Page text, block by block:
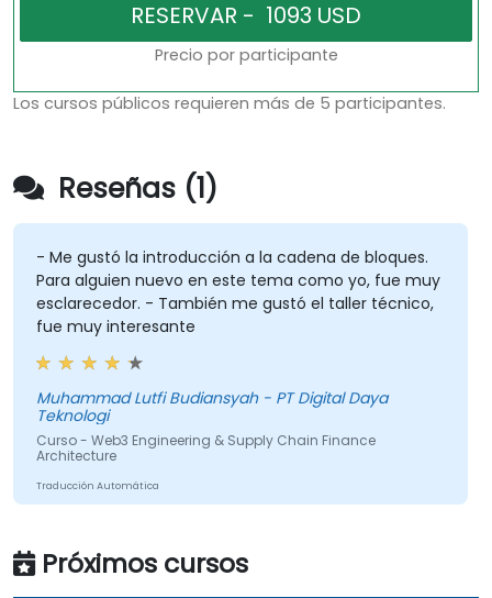
Precio por participante
Los cursos públicos requieren más de 5 participantes.
Reseñas (1)
- Me gustó la introducción a la cadena de bloques.
Para alguien nuevo en este tema como yo, fue muy
esclarecedor. - También me gustó el taller técnico,
fue muy interesante
Muhammad Lutfi Budiansyah - PT Digital Daya
Teknologi
Curso - Web3 Engineering & Supply Chain Finance
Architecture
Traducción Automática
Próximos cursos